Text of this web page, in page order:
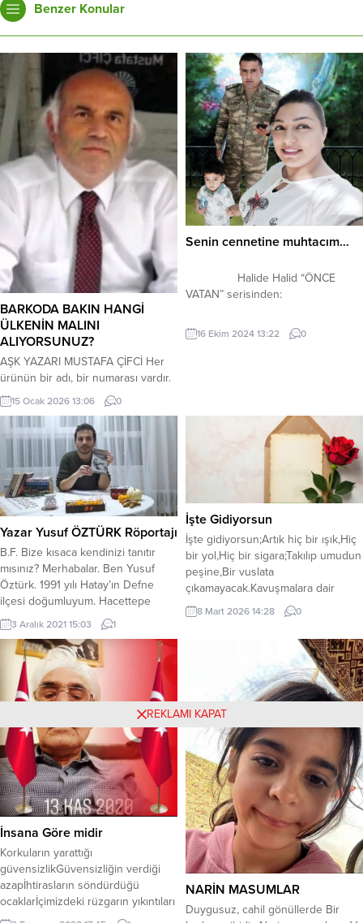
Benzer Konular
BARKODA BAKIN HANGİ
ÜLKENİN MALINI
ALIYORSUNUZ?
AŞK YAZARI MUSTAFA ÇİFCİ Her
ürünün bir adı, bir numarası vardır.
Her insanın bir adı gibi, Her malın
bir barkod numarası var. Barkod
numaraları o malın ya da ürünün
hangi devlete, hangi firmaya ait
olduğunu gösteriyor.
Barkod, ürünlerin tanınmasını ve
takibini kolaylaştırmak için kullanılan
bir dizi çizgi ve sayılardan oluşan
15 Ocak 2026 13:06 0
Senin cennetine muhtacım…
Halide Halid “ÖNCE
VATAN” serisinden:
Senin cennetine muhtacım… Hayat
dediğin mücadelelerle hüzünlü ve
seni öyle mutlu eder ki, yine de
donup kalırsın. ŞEHİT ömrüne
bunları yansıtamıyorum, çünkü...
16 Ekim 2024 13:22 0
Yazar Yusuf ÖZTÜRK Röportajı
B.F. Bize kısaca kendinizi tanıtır
mısınız? Merhabalar. Ben Yusuf
Öztürk. 1991 yılı Hatay’ın Defne
ilçesi doğumluyum. Hacettepe
Üniversitesi İngilizce Mütercim
Tercümanlık Bölümü mezunuyum.
Öğrenciyken ve mezun olduktan
sonra bir süre yazılı ve sözlü
tercümeler yaptım. 2013 yılında
İngilizce öğretmeni olarak kamuya
atandım. O tarihten beri İngilizce
öğretmeni olarak görev
yapmaktayım....
3 Aralık 2021 15:03 1
İşte Gidiyorsun
İşte gidiyorsun;Artık hiç bir ışık,Hiç
bir yol,Hiç bir sigara;Takılıp umudun
peşine,Bir vuslata
çıkamayacak.Kavuşmalara dair
yazılan;Kalem ve silgilerin
kavgasından galip çıkan,Hiç bir şiir
anlamını bulamayacak..İşte
gururun,Sonbahar kahverengisi
saçlarında,Takılı gizli süzmelerim.Sol
yanımda saçlarının kokusu,ve
tepeden tırnağa kadar
biriktirdiğim,Ruhuma yük kalacak
cümlelerim..İşte gidiyorsun…Sol
yanımda,Kurşuni ağırlıkların.Sağ
yanımda kan revan şiirlerim.Ardına
düşürdüğüm,Çocuklar gibi
yüreğim..Öyle...
8 Mart 2026 14:28 0
İnsana Göre midir
Korkuların yarattığı
güvensizlikGüvensizliğin verdiği
azapİhtirasların söndürdüğü
ocaklarİçimizdeki rüzgarın yıkıntıları
değil midir?Felaketin seslenişi
NARİN MASUMLAR
Duygusuz, cahil gönüllerde Bir
REKLAMI KAPAT